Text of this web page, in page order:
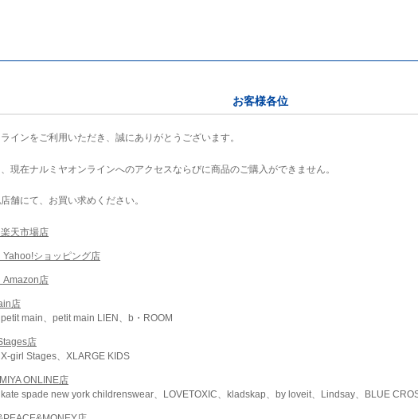
お客様各位
インをご利用いただき、誠にありがとうございます。
現在ナルミヤオンラインへのアクセスならびに商品のご購入ができません。
舗にて、お買い求めください。
天市場店
ショッピング店
Amazon店
店
main、petit main LIEN、b・ROOM
店
girl Stages、XLARGE KIDS
ONLINE店
spade new york childrenswear、LOVETOXIC、kladskap、by loveit、Lindsay、BLUE